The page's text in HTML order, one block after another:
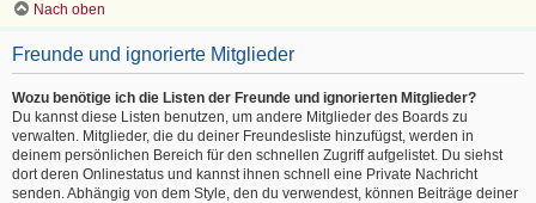
Nach oben
Freunde und ignorierte Mitglieder
Wozu benötige ich die Listen der Freunde und ignorierten Mitglieder?
Du kannst diese Listen benutzen, um andere Mitglieder des Boards zu
verwalten. Mitglieder, die du deiner Freundesliste hinzufügst, werden in
deinem persönlichen Bereich für den schnellen Zugriff aufgelistet. Du siehst
dort deren Onlinestatus und kannst ihnen schnell eine Private Nachricht
senden. Abhängig von dem Style, den du verwendest, können Beiträge deiner